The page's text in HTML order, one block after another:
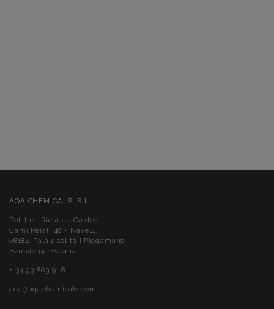
AQA CHEMICALS, S.L.
Pol. Ind. Riera de Caldes
Camí Reial, 40 - Nave,4.
08184. Palau-solità i Plegamans
Barcelona, España
+ 34 93 863 91 81
aqa@aqachemicals.com